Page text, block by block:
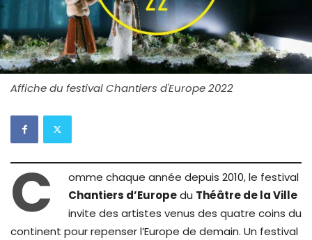
Affiche du festival Chantiers d'Europe 2022
C
omme chaque année depuis 2010, le festival
Chantiers d’Europedu Théâtre de la Ville
invite des artistes venus des quatre coins du
continent pour repenser l’Europe de demain. Un festival